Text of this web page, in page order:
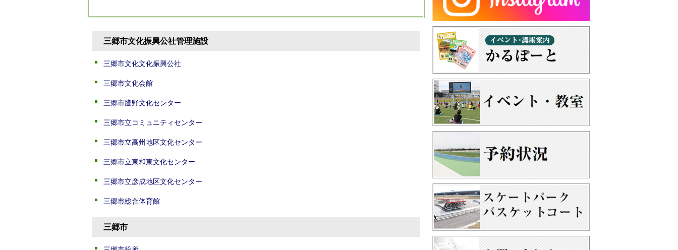
三郷市文化振興公社管理施設
三郷市文化文化振興公社
三郷市文化会館
三郷市鷹野文化センター
三郷市立コミュニティセンター
三郷市立高州地区文化センター
三郷市立東和東文化センター
三郷市立彦成地区文化センター
三郷市総合体育館
三郷市